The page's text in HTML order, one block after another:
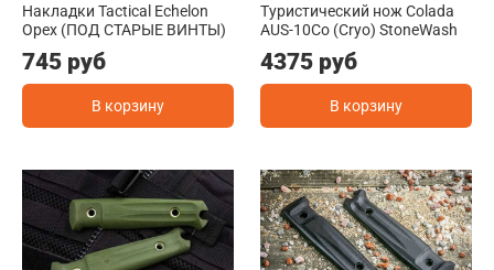
Накладки Tactical Echelon
Орех (ПОД СТАРЫЕ ВИНТЫ)
745 руб
В корзину
Туристический нож Colada
AUS-10Co (Cryo) StoneWash
4375 руб
В корзину